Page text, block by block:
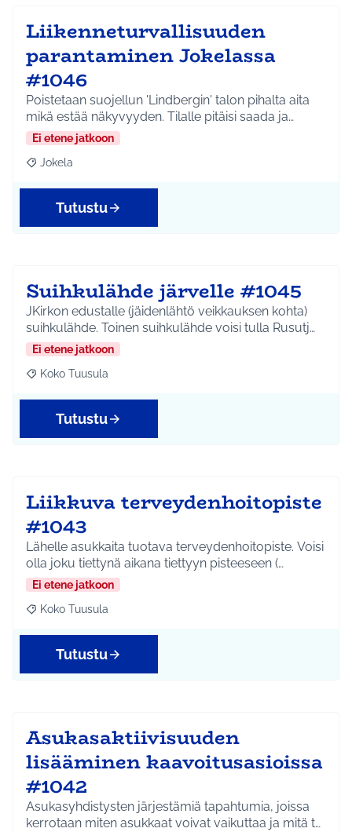
Liikenneturvallisuuden
parantaminen Jokelassa
#1046
Poistetaan suojellun 'Lindbergin' talon pihalta aita
mikä estää näkyvyyden. Tilalle pitäisi saada ja…
Ei etene jatkoon
Rajaa tulokset aihepiirin mukaan: Jokela
Jokela
Tutustu
Suihkulähde järvelle #1045
JKirkon edustalle (jäidenlähtö veikkauksen kohta)
suihkulähde. Toinen suihkulähde voisi tulla Rusutj…
Ei etene jatkoon
Rajaa tulokset aihepiirin mukaan: Koko Tuusula
Koko Tuusula
Tutustu
Liikkuva terveydenhoitopiste
#1043
Lähelle asukkaita tuotava terveydenhoitopiste. Voisi
olla joku tiettynä aikana tiettyyn pisteeseen (…
Ei etene jatkoon
Rajaa tulokset aihepiirin mukaan: Koko Tuusula
Koko Tuusula
Tutustu
Asukasaktiivisuuden
lisääminen kaavoitusasioissa
#1042
Asukasyhdistysten järjestämiä tapahtumia, joissa
kerrotaan miten asukkaat voivat vaikuttaa ja mitä t…